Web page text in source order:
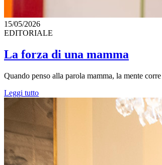
15/05/2026
EDITORIALE
La forza di una mamma
Quando penso alla parola mamma, la mente
Leggi tutto